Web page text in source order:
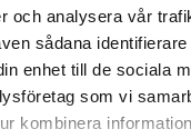
och analysera vår
sådana
enhet till de sociala
som vi
kombinera
nr:
art. nr: